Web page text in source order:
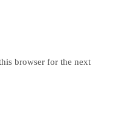
browser for the next